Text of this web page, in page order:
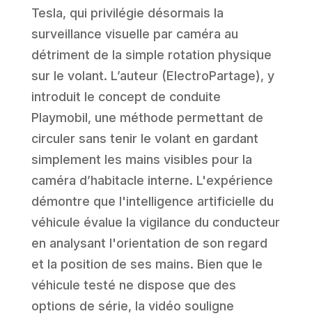
Tesla, qui privilégie désormais la
surveillance visuelle par caméra au
détriment de la simple rotation physique
sur le volant. L’auteur (ElectroPartage), y
introduit le concept de conduite
Playmobil, une méthode permettant de
circuler sans tenir le volant en gardant
simplement les mains visibles pour la
caméra d’habitacle interne. L'expérience
démontre que l'intelligence artificielle du
véhicule évalue la vigilance du conducteur
en analysant l'orientation de son regard
et la position de ses mains. Bien que le
véhicule testé ne dispose que des
options de série, la vidéo souligne